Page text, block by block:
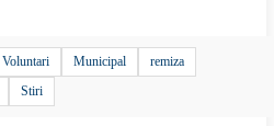
Municipal
remiza
Stiri